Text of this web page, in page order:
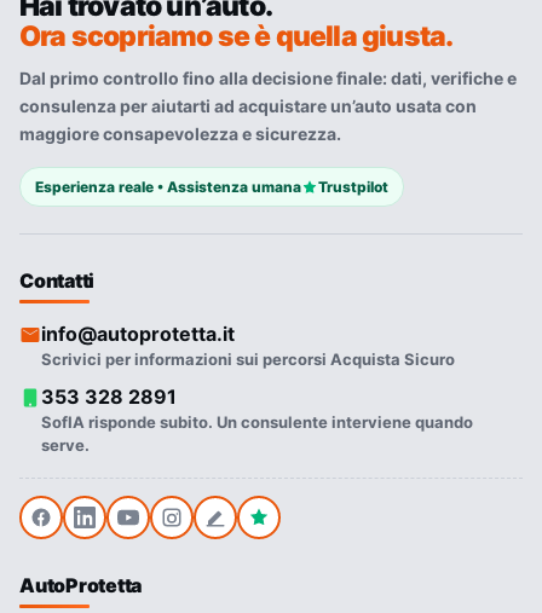
Ora scopriamo se è quella giusta.
Dal primo controllo fino alla decisione finale: dati, verifiche e
consulenza per aiutarti ad acquistare un’auto usata con
maggiore consapevolezza e sicurezza.
Esperienza reale • Assistenza umana Trustpilot
Contatti
info@autoprotetta.it
Scrivici per informazioni sui percorsi Acquista Sicuro
353 328 2891
SofIA risponde subito. Un consulente interviene quando
serve.
AutoProtetta